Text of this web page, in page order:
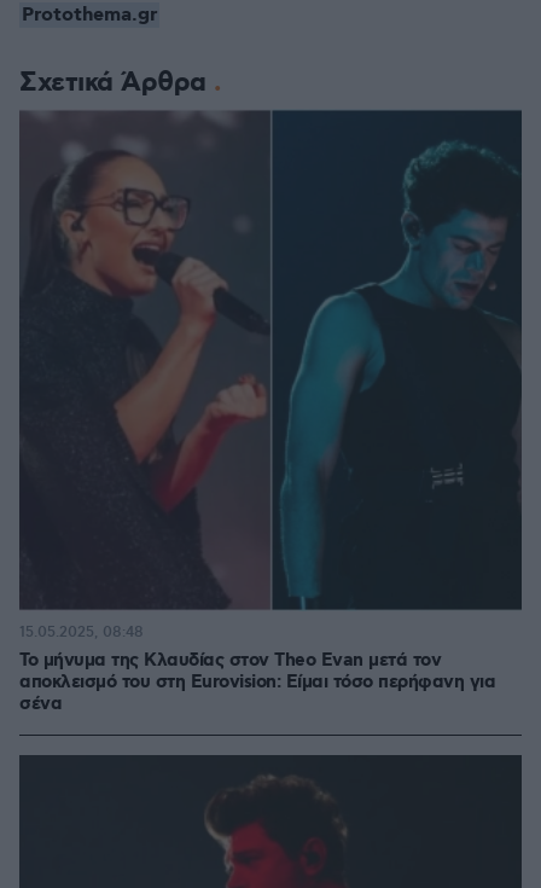
Σχετικά Άρθρα
Το μήνυμα της Κλαυδίας στον Theo Evan μετά τον
αποκλεισμό του στη Eurovision: Είμαι τόσο περήφανη για
σένα
15.05.2025, 08:48
Protothema.gr